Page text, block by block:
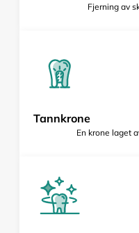
Fjerning av
Tannkrone
En krone laget